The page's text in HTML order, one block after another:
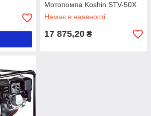
Мотопомпа Koshin STV-50X
Немає в наявності
17 875,20 ₴